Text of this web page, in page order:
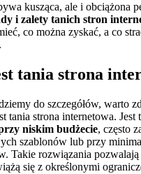
kusząca, ale i obciążona
i zalety tanich stron
co można zyskać, a co
tania strona
do szczegółów, warto
tania strona internetowa. Jest
niskim budżecie, często
szablonów lub przy
Takie rozwiązania
się z określonymi